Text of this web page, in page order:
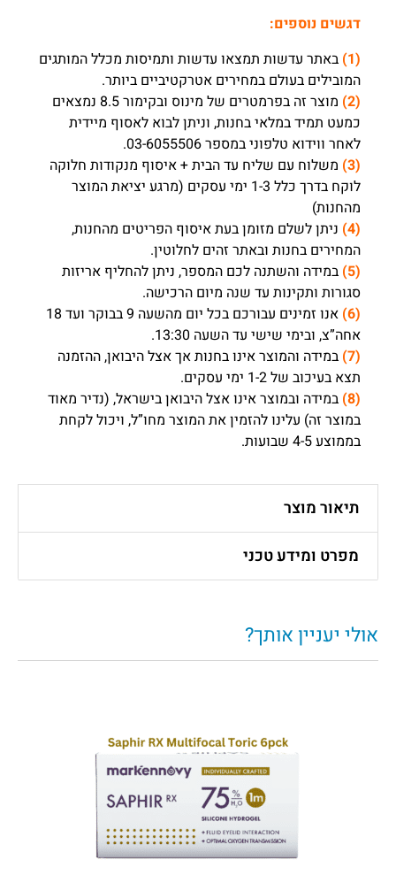
דגשים נוספים:
(1)
באתר עדשות תמצאו עדשות ותמיסות מכלל המותגים
המובילים בעולם במחירים אטרקטיביים ביותר.
(2)
מוצר זה בפרמטרים של מינוס ובקימור 8.5 נמצאים
כמעט תמיד במלאי בחנות, וניתן לבוא לאסוף מיידית
לאחר ווידוא טלפוני במספר 03-6055506.
(3)
משלוח עם שליח עד הבית + איסוף מנקודות חלוקה
לוקח בדרך כלל 1-3 ימי עסקים (מרגע יציאת המוצר
מהחנות)
(4)
ניתן לשלם מזומן בעת איסוף הפריטים מהחנות,
המחירים בחנות ובאתר זהים לחלוטין.
(5)
במידה והשתנה לכם המספר, ניתן להחליף אריזות
סגורות ותקינות עד שנה מיום הרכישה.
(6)
אנו זמינים עבורכם בכל יום מהשעה 9 בבוקר ועד 18
אחה”צ, ובימי שישי עד השעה 13:30.
(7)
במידה והמוצר אינו בחנות אך אצל היבואן, ההזמנה
תצא בעיכוב של 1-2 ימי עסקים.
(8)
במידה ובמוצר אינו אצל היבואן בישראל, (נדיר מאוד
במוצר זה) עלינו להזמין את המוצר מחו”ל, ויכול לקחת
בממוצע 4-5 שבועות.
תיאור מוצר
מפרט ומידע טכני
אולי יעניין אותך?